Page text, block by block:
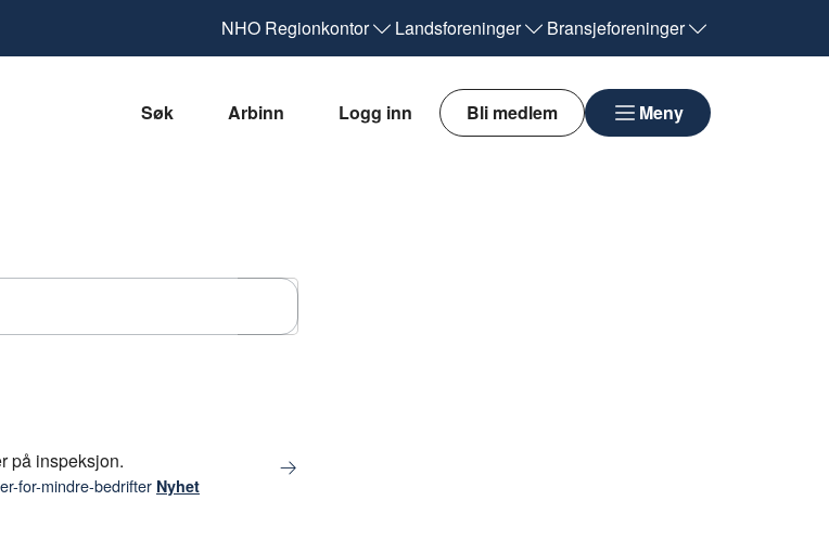
NHO Regionkontor Landsforeninger Bransjeforeninger
Søk Arbinn Logg inn Bli medlem Meny
Søk
på inspeksjon.
for-mindre-bedrifter Nyhet